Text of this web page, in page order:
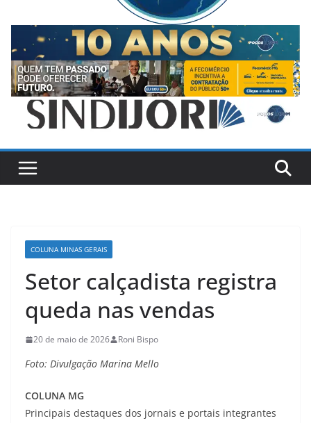
COLUNA MINAS GERAIS
Setor calçadista registra
queda nas vendas
20 de maio de 2026 Roni Bispo
Foto: Divulgação Marina Mello
COLUNA MG
Principais destaques dos jornais e portais integrantes